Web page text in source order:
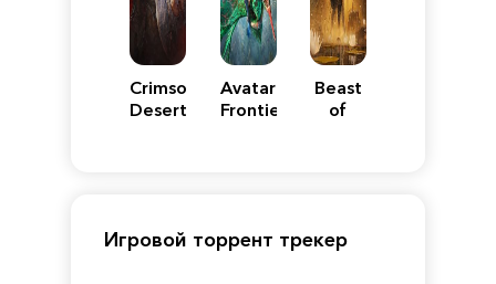
Crimson
Desert
Avatar:
Frontiers
Beast
of
Игровой торрент трекер